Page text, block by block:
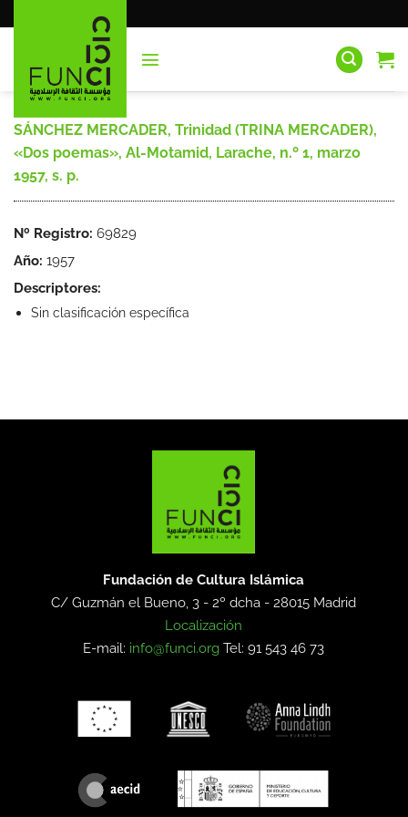
al
SÁNCHEZ MERCADER, Trinidad (TRINA MERCADER),
«Dos poemas», Al-Motamid, Larache, n.º 1, marzo
1957, s. p.
Nº Registro: 69829
Año: 1957
Descriptores:
Sin clasificación específica
Fundación de Cultura Islámica
C/ Guzmán el Bueno, 3 - 2º dcha -28015 Madrid
Localización
E-mail: info@funci.org Tel: 91 543 46 73